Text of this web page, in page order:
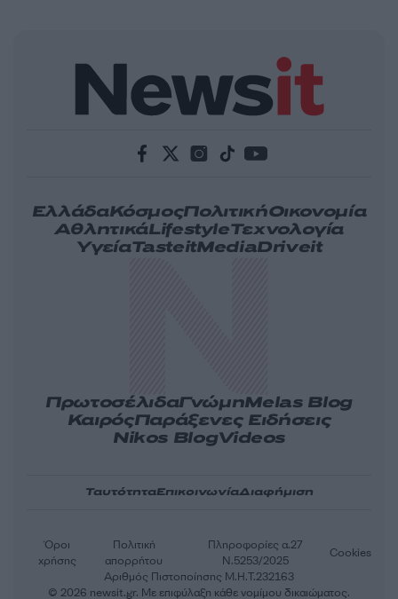
ΕλλάδαΚόσμοςΠολιτικήΟικονομία
ΑθλητικάLifestyleΤεχνολογία
ΥγείαTasteitMediaDriveit
ΠρωτοσέλιδαΓνώμηMelas Blog
ΚαιρόςΠαράξενες Ειδήσεις
Nikos BlogVideos
ΤαυτότηταΕπικοινωνίαΔιαφήμιση
Αριθμός Πιστοποίησης Μ.Η.Τ.232163
Όροι
χρήσης
Πολιτική
απορρήτου
Πληροφορίες α.27
Ν.5253/2025
Cookies
© 2026 newsit.gr. Με επιφύλαξη κάθε νομίμου δικαιώματος.